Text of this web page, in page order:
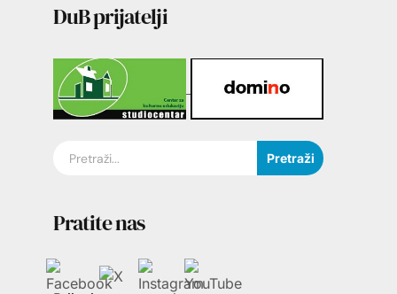
DuB prijatelji
Pretraži
Pratite nas